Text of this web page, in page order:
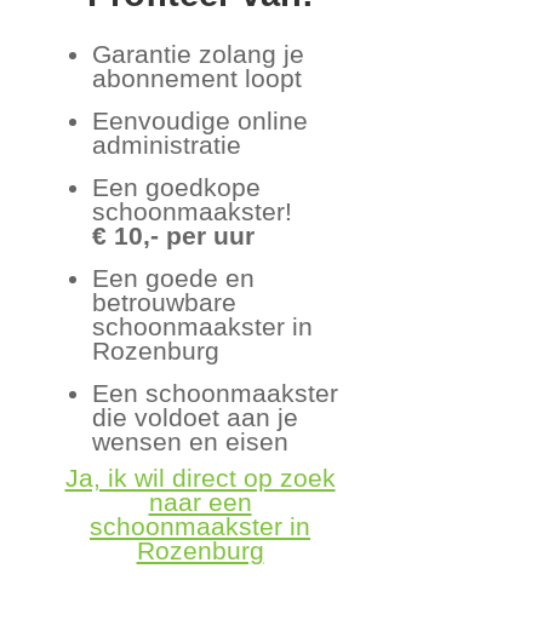
Garantie zolang je
abonnement loopt
Eenvoudige online
administratie
Een goedkope
schoonmaakster!
€ 10,- per uur
Een goede en
betrouwbare
schoonmaakster in
Rozenburg
Een schoonmaakster
die voldoet aan je
wensen en eisen
Ja, ik wil direct op zoek
naar een
schoonmaakster in
Rozenburg